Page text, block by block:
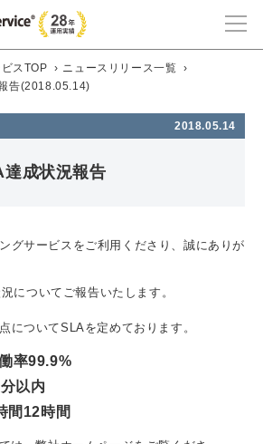
スTOP › ニュースリリース一覧 ›
告(2018.05.14)
2018.05.14
成状況報告
グサービスをご利用くださり、誠にありが
についてご報告いたします。
についてSLAを定めております。
率99.9%
以内
間12時間